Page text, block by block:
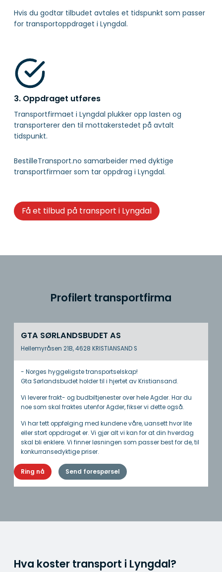
Hvis du godtar tilbudet avtales et tidspunkt som passer
for transportoppdraget i Lyngdal.
3. Oppdraget utføres
Transportfirmaet i Lyngdal plukker opp lasten og
transporterer den til mottakerstedet på avtalt
tidspunkt.
BestilleTransport.no samarbeider med dyktige
transportfirmaer som tar oppdrag i Lyngdal.
Få et tilbud på transport i Lyngdal
Profilert transportfirma
GTA SØRLANDSBUDET AS
Hellemyråsen 21B, 4628 KRISTIANSAND S
- Norges hyggeligste transportselskap!
Gta Sørlandsbudet holder til i hjertet av Kristiansand.
Vi leverer frakt- og budbiltjenester over hele Agder. Har du
noe som skal fraktes utenfor Agder, fikser vi dette også.
Vi har tett oppfølging med kundene våre, uansett hvor lite
eller stort oppdraget er. Vi gjør alt vi kan for at din hverdag
skal bli enklere. Vi finner løsningen som passer best for de, til
konkurransedyktige priser.
Ring nå Send forespørsel
Hva koster transport i Lyngdal?